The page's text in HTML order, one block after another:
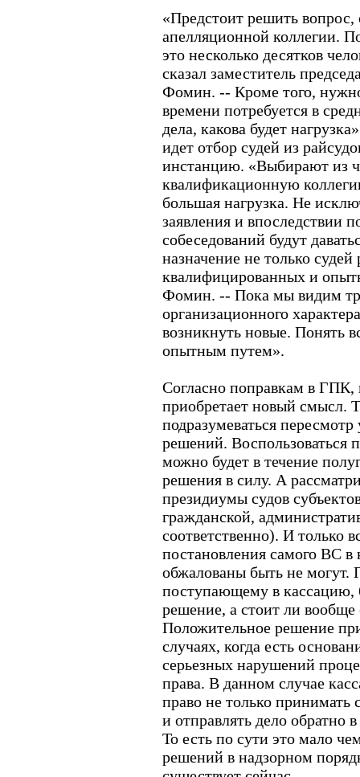
«Предстоит решить вопрос,
апелляционной коллегии.
это несколько десятков
сказал заместитель
Фомин. -- Кроме того,
времени потребуется в
дела, какова будет
идет отбор судей из
инстанцию. «Выбирают из
квалификационную
большая нагрузка. Не
заявления и впоследствии
собеседований будут
назначение не только
квалифицированных и
Фомин. -- Пока мы видим
организационного
возникнуть новые. Понять
опытным путем».
Согласно поправкам в ГПК,
приобретает новый смысл.
подразумеваться
решений. Воспользоваться
можно будет в течение
решения в силу. А
президиумы судов
гражданской,
соответственно). И только
постановления самого ВС в
обжалованы быть не могут.
поступающему в кассацию,
решение, а стоит ли вообще
Положительное решение
случаях, когда есть
серьезных нарушений
права. В данном случае
право не только принимать
и отправлять дело обратно
То есть по сути это мало
решений в надзорном